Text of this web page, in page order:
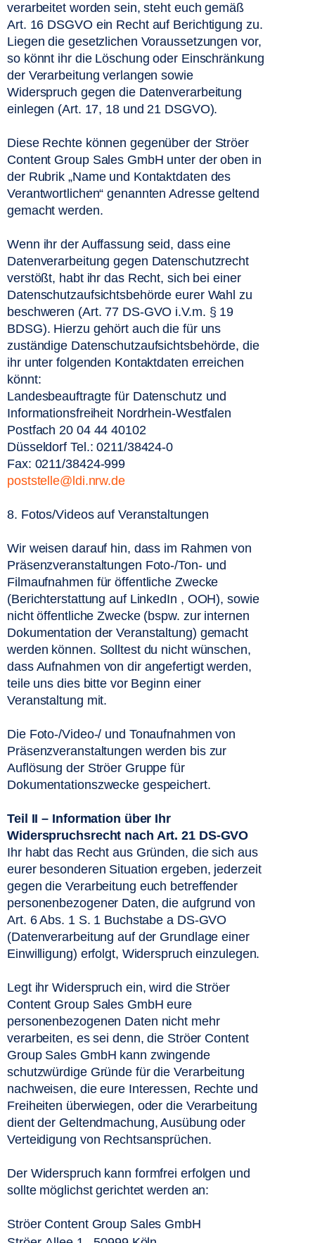
verarbeitet worden sein, steht euch gemäß
Art. 16 DSGVO ein Recht auf Berichtigung zu.
Liegen die gesetzlichen Voraussetzungen vor,
so könnt ihr die Löschung oder Einschränkung
der Verarbeitung verlangen sowie
Widerspruch gegen die Datenverarbeitung
einlegen (Art. 17, 18 und 21 DSGVO).
Diese Rechte können gegenüber der Ströer
Content Group Sales GmbH unter der oben in
der Rubrik „Name und Kontaktdaten des
Verantwortlichen“ genannten Adresse geltend
gemacht werden.
Wenn ihr der Auffassung seid, dass eine
Datenverarbeitung gegen Datenschutzrecht
verstößt, habt ihr das Recht, sich bei einer
Datenschutzaufsichtsbehörde eurer Wahl zu
beschweren (Art. 77 DS-GVO i.V.m. § 19
BDSG). Hierzu gehört auch die für uns
zuständige Datenschutzaufsichtsbehörde, die
ihr unter folgenden Kontaktdaten erreichen
könnt:
Landesbeauftragte für Datenschutz und
Informationsfreiheit Nordrhein-Westfalen
Postfach 20 04 44 40102
Düsseldorf Tel.: 0211/38424-0
Fax: 0211/38424-999
poststelle@ldi.nrw.de
8. Fotos/Videos auf Veranstaltungen
Wir weisen darauf hin, dass im Rahmen von
Präsenzveranstaltungen Foto-/Ton- und
Filmaufnahmen für öffentliche Zwecke
(Berichterstattung auf LinkedIn , OOH), sowie
nicht öffentliche Zwecke (bspw. zur internen
Dokumentation der Veranstaltung) gemacht
werden können. Solltest du nicht wünschen,
dass Aufnahmen von dir angefertigt werden,
teile uns dies bitte vor Beginn einer
Veranstaltung mit.
Die Foto-/Video-/ und Tonaufnahmen von
Präsenzveranstaltungen werden bis zur
Auflösung der Ströer Gruppe für
Dokumentationszwecke gespeichert.
Teil II – Information über Ihr
Widerspruchsrecht nach Art. 21 DS-GVO
Ihr habt das Recht aus Gründen, die sich aus
eurer besonderen Situation ergeben, jederzeit
gegen die Verarbeitung euch betreffender
personenbezogener Daten, die aufgrund von
Art. 6 Abs. 1 S. 1 Buchstabe a DS-GVO
(Datenverarbeitung auf der Grundlage einer
Legt ihr Widerspruch ein, wird die Ströer
Content Group Sales GmbH eure
personenbezogenen Daten nicht mehr
verarbeiten, es sei denn, die Ströer Content
Group Sales GmbH kann zwingende
schutzwürdige Gründe für die Verarbeitung
nachweisen, die eure Interessen, Rechte und
Freiheiten überwiegen, oder die Verarbeitung
dient der Geltendmachung, Ausübung oder
Verteidigung von Rechtsansprüchen.
Der Widerspruch kann formfrei erfolgen und
sollte möglichst gerichtet werden an:
Ströer Content Group Sales GmbH